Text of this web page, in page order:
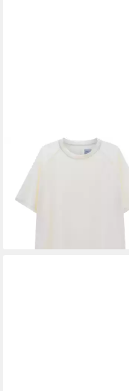
BERGHAUS
T-Shirt T-Shirt
NEW M Everyday Tech T
36,00 €
-20%